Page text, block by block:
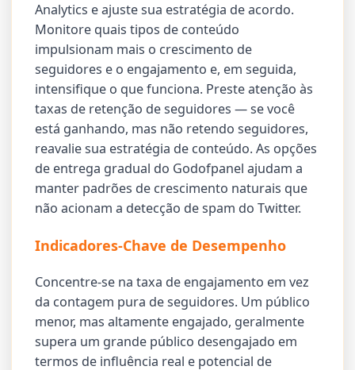
Analytics e ajuste sua estratégia de acordo.
Monitore quais tipos de conteúdo
impulsionam mais o crescimento de
seguidores e o engajamento e, em seguida,
intensifique o que funciona. Preste atenção às
taxas de retenção de seguidores — se você
está ganhando, mas não retendo seguidores,
reavalie sua estratégia de conteúdo. As opções
de entrega gradual do Godofpanel ajudam a
manter padrões de crescimento naturais que
não acionam a detecção de spam do Twitter.
Indicadores-Chave de Desempenho
Concentre-se na taxa de engajamento em vez
da contagem pura de seguidores. Um público
menor, mas altamente engajado, geralmente
supera um grande público desengajado em
termos de influência real e potencial de